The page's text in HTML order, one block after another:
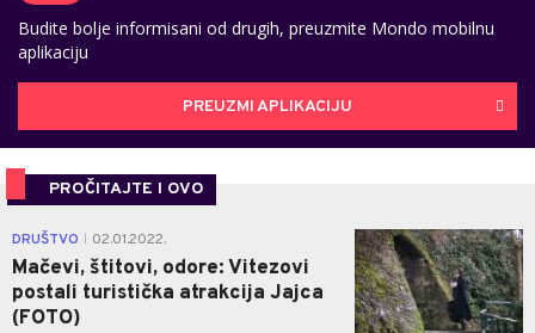
Budite bolje informisani od drugih, preuzmite Mondo mobilnu
aplikaciju
PREUZMI APLIKACIJU
PROČITAJTE I OVO
DRUŠTVO 02.01.2022.
Mačevi, štitovi, odore: Vitezovi
postali turistička atrakcija Jajca
(FOTO)
1